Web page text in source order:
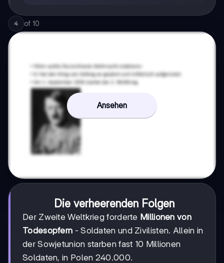
4 of 10
Ansehen
Die verheerenden Folgen
Der Zweite Weltkrieg forderte Millionen von
Todesopfern - Soldaten und Zivilisten. Allein in
der Sowjetunion starben fast 10 Millionen
Soldaten, in Polen 240.000.